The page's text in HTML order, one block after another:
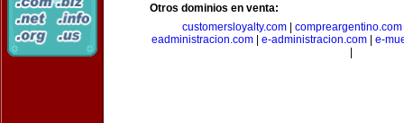
Otros dominios en venta:
customersloyalty.com| compreargentino.com
eadministracion.com| e-administracion.com| e-